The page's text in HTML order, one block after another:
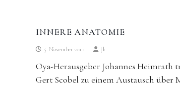
INNERE ANATOMIE
5. November 2011 jh
Oya-Herausgeber Johannes
Gert Scobel zu einem Austausch